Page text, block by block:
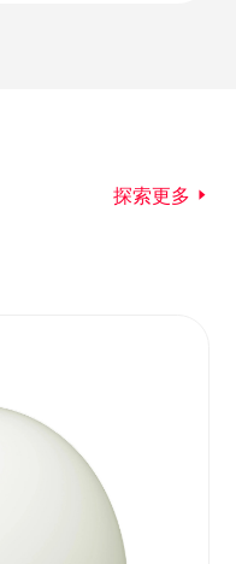
探索更多